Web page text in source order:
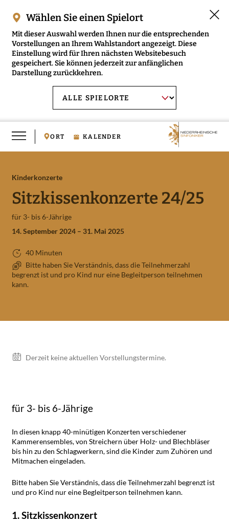
ORT KALENDER
Wählen Sie einen Spielort
Mit dieser Auswahl werden Ihnen nur die entsprechenden
Vorstellungen an Ihrem Wahlstandort angezeigt. Diese
Einstellung wird für Ihren nächsten Websitebesuch
gespeichert. Sie können jederzeit zur anfänglichen
Darstellung zurückkehren.
wählen:
NIEDERRHEINISCHE SINFONIKER ÖFFNEN
MEDIEN ÖFFNEN
Kinderkonzerte
Sitzkissenkonzerte 24/25
für 3- bis 6-Jährige
14. September 2024 – 31. Mai 2025
40 Minuten
Bitte haben Sie Verständnis, dass die Teilnehmerzahl
begrenzt ist und pro Kind nur eine Begleitperson teilnehmen
kann.
Vorstellungen
Derzeit keine aktuellen Vorstellungstermine.
für 3- bis 6-Jährige
In diesen knapp 40-minütigen Konzerten verschiedener
Kammerensembles, von Streichern über Holz- und Blechbläser
bis hin zu den Schlagwerkern, sind die Kinder zum Zuhören und
Mitmachen eingeladen.
Bitte haben Sie Verständnis, dass die Teilnehmerzahl begrenzt ist
und pro Kind nur eine Begleitperson teilnehmen kann.
1. Sitzkissenkonzert